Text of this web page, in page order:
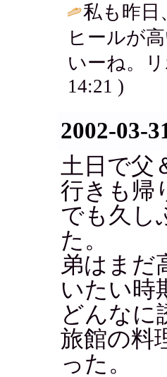
私も昨日
ヒールが
いーね。
14:21 )
2002-03-
土日で父
行きも帰
でも久し
た。
弟はまだ
いたい時
どんなに
旅館の料
った。